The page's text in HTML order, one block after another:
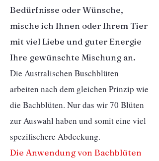
Bedürfnisse oder Wünsche,
mische ich Ihnen oder Ihrem Tier
mit viel Liebe und guter Energie
Ihre gewünschte Mischung an. ​
Die Australischen Buschblüten
arbeiten nach dem gleichen Prinzip wie
die Bachblüten. Nur das wir 70 Blüten
zur Auswahl haben und somit eine viel
spezifischere Abdeckung.
Die Anwendung von Bachblüten